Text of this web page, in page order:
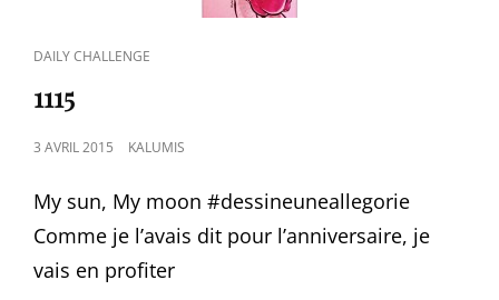
CAT
DAILY CHALLENGE
1115
POSTED
3 AVRIL 2015 KALUMIS
My sun, My moon #‎dessineuneallegorie‬
Comme je l’avais dit pour l’anniversaire, je
vais en profiter